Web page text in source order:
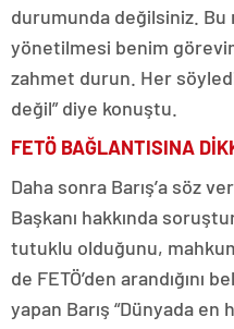
durumunda değilsiniz.
yönetilmesi benim
zahmet durun. Her
değil” diye konuştu.
FETÖ BAĞLANTISINA
Daha sonra Barış’a söz
Başkanı hakkında
tutuklu olduğunu,
de FETÖ’den arandığını
yapan Barış “Dünyada en